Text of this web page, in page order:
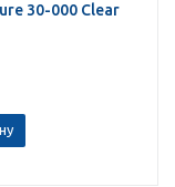
30-000 Clear